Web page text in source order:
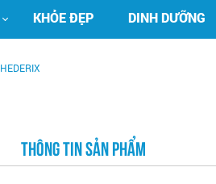
KHỎE ĐẸP DINH DƯỠNG
HEDERIX
THÔNG TIN SẢN PHẨM